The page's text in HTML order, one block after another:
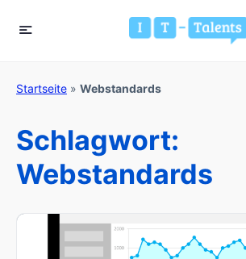
Startseite » Webstandards
Schlagwort:
Webstandards